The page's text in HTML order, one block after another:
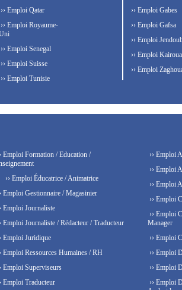
›› Emploi Qatar
›› Emploi Royaume-
›› Emploi Senegal
›› Emploi Suisse
›› Emploi Tunisie
›› Emploi Gabes
›› Emploi Gafsa
›› Emploi
›› Emploi
›› Emploi
Emploi Formation / Education /
›› Emploi Éducatrice / Animatrice
Emploi Gestionnaire / Magasinier
Emploi Journaliste
Emploi Journaliste / Rédacteur / Traducteur
Emploi Juridique
Emploi Ressources Humaines / RH
Emploi Superviseurs
Emploi Traducteur
›› Emploi
›› Emploi
›› Emploi
›› Emploi
›› Emploi
Manager
›› Emploi
›› Emploi
›› Emploi
›› Emploi